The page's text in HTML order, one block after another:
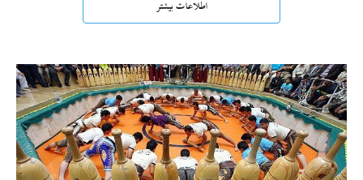
اطلاعات بیشتر